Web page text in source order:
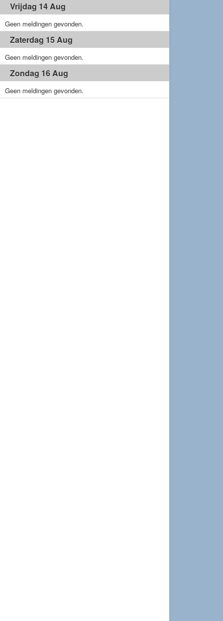
Vrijdag 14 Aug
Geen meldingen gevonden.
Zaterdag 15 Aug
Geen meldingen gevonden.
Zondag 16 Aug
Geen meldingen gevonden.